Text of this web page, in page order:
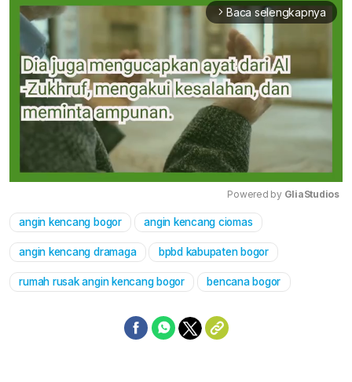
arrow_forward_ios Baca selengkapnya
Powered by GliaStudios
angin kencang bogor angin kencang ciomas
angin kencang dramaga bpbd kabupaten bogor
rumah rusak angin kencang bogor bencana bogor